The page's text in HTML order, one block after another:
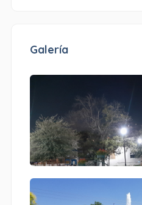
Galería